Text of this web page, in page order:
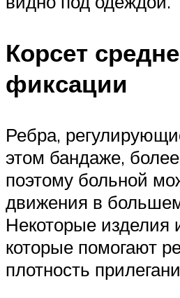
Корсет
фиксации
Ребра,
этом бандаже,
поэтому больной
движения в
Некоторые
которые помогают
плотность